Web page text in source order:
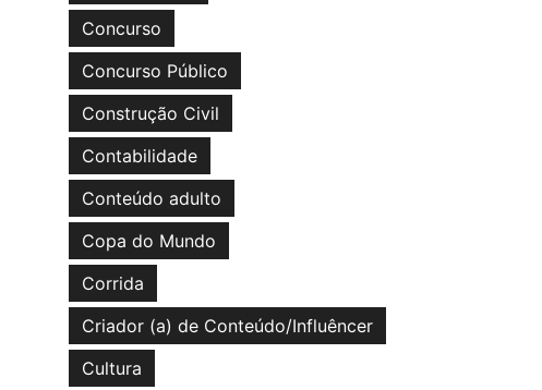
Concurso
Concurso Público
Construção Civil
Contabilidade
Conteúdo adulto
Copa do Mundo
Corrida
Criador (a) de Conteúdo/Influêncer
Cultura